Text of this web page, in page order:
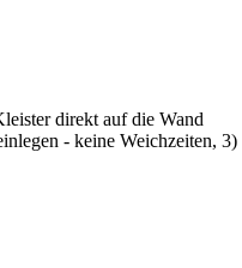
direkt auf die Wand
- keine Weichzeiten, 3)